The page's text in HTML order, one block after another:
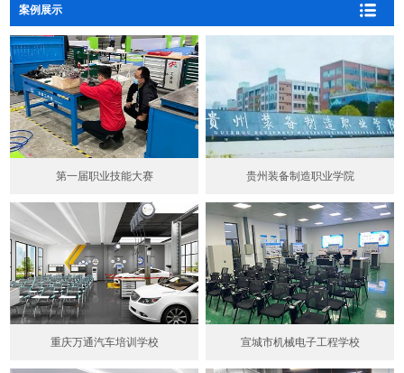
案例展示
第一届职业技能大赛 贵州装备制造职业学院
重庆万通汽车培训学校 宣城市机械电子工程学校